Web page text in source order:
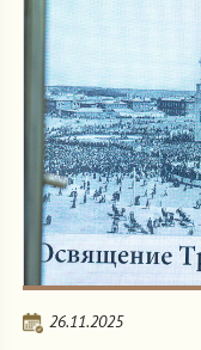
26.11.2025